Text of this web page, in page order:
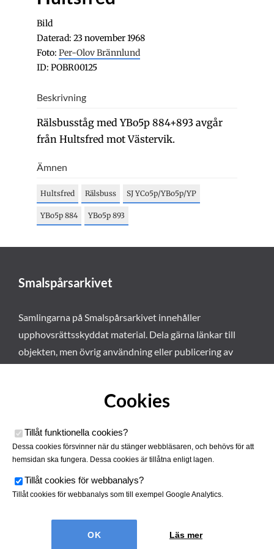
Bild
Daterad: 23 november 1968
Foto: Per-Olov Brännlund
ID: POBR00125
Beskrivning
Rälsbusståg med YBo5p 884+893 avgår
från Hultsfred mot Västervik.
Ämnen
Hultsfred Rälsbuss SJ YCo5p/YBo5p/YP
YBo5p 884 YBo5p 893
Smalspårsarkivet
Samlingarna på Smalspårsarkivet innehåller
upphovsrättsskyddat material. Dela gärna länkar till
objekten, men övrig användning eller publicering av
Smalspårsarkivet drivs av
Tjustbygdens Järnvägsförening
Cookies
Tillåt funktionella cookies?
Dessa cookies försvinner när du stänger webbläsaren, och behövs för att
hemsidan ska fungera. Dessa cookies är tillåtna enligt lagen.
Tillåt cookies för webbanalys?
Tillåt cookies för webbanalys som till exempel Google Analytics.
Läs mer